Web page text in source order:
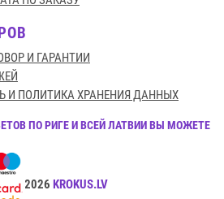
И ГАРАНТИИ
И ПОЛИТИКА ХРАНЕНИЯ ДАННЫХ
ПО РИГЕ И ВСЕЙ ЛАТВИИ ВЫ МОЖЕТЕ
2026 KROKUS.LV